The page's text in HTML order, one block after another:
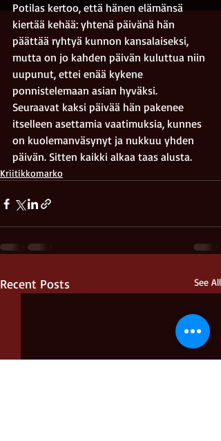
Potilas kertoo, että hänen elämänsä
kiertää kehää: yhtenä päivänä hän
päättää ryhtyä kunnon kansalaiseksi,
mutta on jo kahden päivän kuluttua niin
uupunut, ettei enää kykene
ponnistelemaan asian hyväksi.
Seuraavat kaksi päivää hän pakenee
itselleen asettamia vaatimuksia, kunnes
on kuolemanväsynyt ja nukkuu yhden
päivän. Sitten kaikki alkaa taas alusta.
Kriitikkomarko
Recent Posts See All